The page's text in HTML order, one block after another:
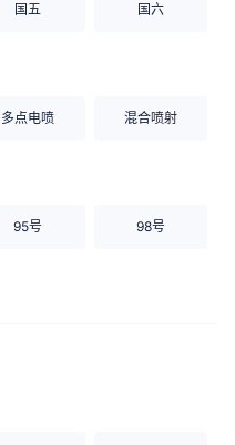
国五 国六
多点电喷 混合喷射
95号 98号